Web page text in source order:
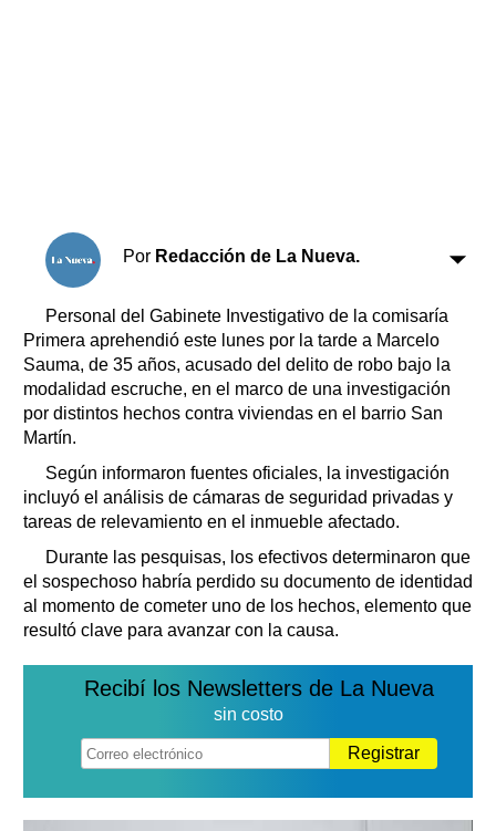
Por Redacción de La Nueva.
Personal del Gabinete Investigativo de la comisaría
Primera aprehendió este lunes por la tarde a Marcelo
Sauma, de 35 años, acusado del delito de robo bajo la
modalidad escruche, en el marco de una investigación
por distintos hechos contra viviendas en el barrio San
Martín.
Según informaron fuentes oficiales, la investigación
incluyó el análisis de cámaras de seguridad privadas y
tareas de relevamiento en el inmueble afectado.
Durante las pesquisas, los efectivos determinaron que
el sospechoso habría perdido su documento de identidad
al momento de cometer uno de los hechos, elemento que
resultó clave para avanzar con la causa.
Recibí los Newsletters de La Nueva
sin costo
Registrar